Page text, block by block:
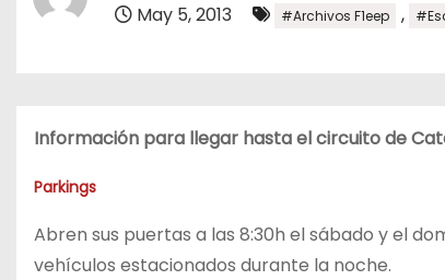
May 5, 2013 #Archivos F1eep ,
Información para llegar hasta el circuito de
Parkings
Abren sus puertas a las 8:30h el sábado y el
vehículos estacionados durante la noche.